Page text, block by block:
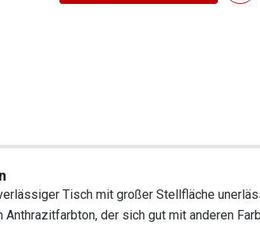
Tisch mit großer Stellfläche
der sich gut mit anderen